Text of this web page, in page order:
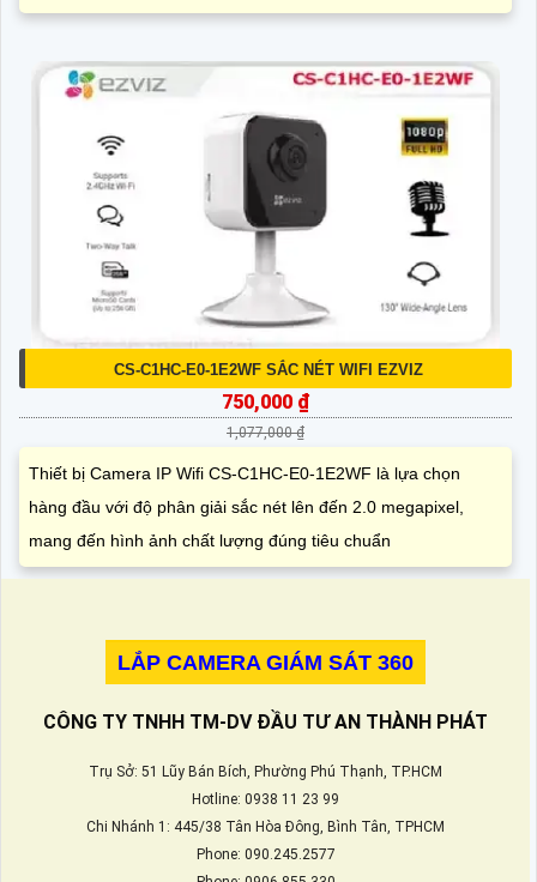
CS-C1HC-E0-1E2WF SẮC NÉT WIFI EZVIZ
750,000 ₫
1,077,000 ₫
Thiết bị Camera IP Wifi CS-C1HC-E0-1E2WF là lựa chọn
hàng đầu với độ phân giải sắc nét lên đến 2.0 megapixel,
mang đến hình ảnh chất lượng đúng tiêu chuẩn
LẮP CAMERA GIÁM SÁT 360
CÔNG TY TNHH TM-DV ĐẦU TƯ AN THÀNH PHÁT
Trụ Sở: 51 Lũy Bán Bích, Phường Phú Thạnh, TP.HCM
Hotline: 0938 11 23 99
Chi Nhánh 1: 445/38 Tân Hòa Đông, Bình Tân, TPHCM
Phone: 090.245.2577